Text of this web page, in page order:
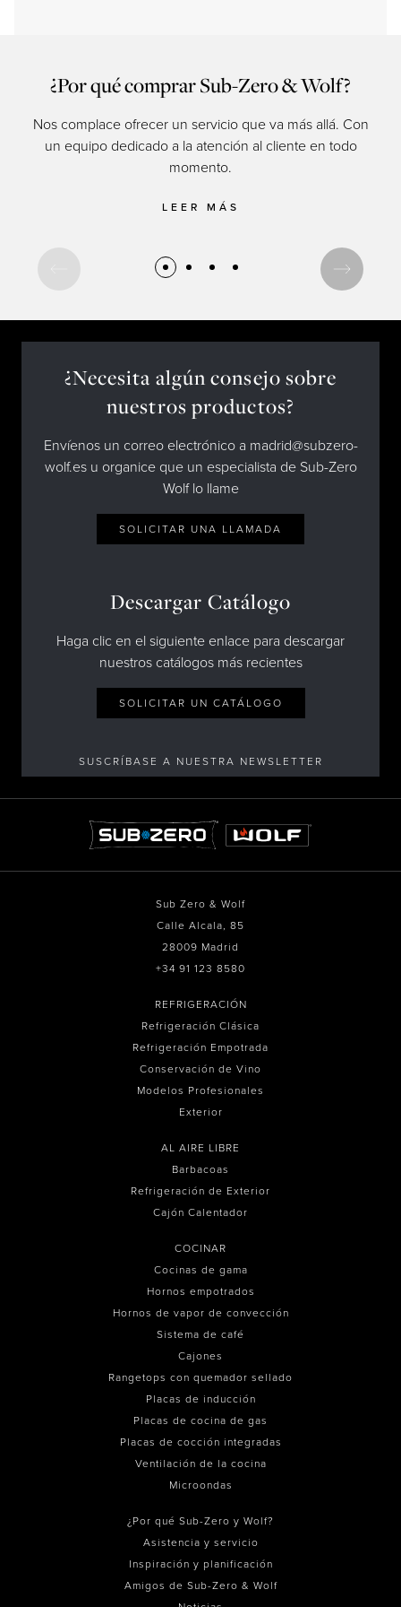
¿Por qué comprar Sub-Zero & Wolf?
Nos complace ofrecer un servicio que va más allá. Con
un equipo dedicado a la atención al cliente en todo
momento.
LEER MÁS
¿Necesita algún consejo sobre
nuestros productos?
Envíenos un correo electrónico a madrid@subzero-
wolf.es u organice que un especialista de Sub-Zero
Wolf lo llame
SOLICITAR UNA LLAMADA
Descargar Catálogo
Haga clic en el siguiente enlace para descargar
nuestros catálogos más recientes
SOLICITAR UN CATÁLOGO
SUSCRÍBASE A NUESTRA NEWSLETTER
Sub Zero & Wolf
Calle Alcala, 85
28009 Madrid
+34 91 123 8580
REFRIGERACIÓN
Refrigeración Clásica
Refrigeración Empotrada
Conservación de Vino
Modelos Profesionales
Exterior
AL AIRE LIBRE
Barbacoas
Refrigeración de Exterior
Cajón Calentador
COCINAR
Cocinas de gama
Hornos empotrados
Hornos de vapor de convección
Sistema de café
Cajones
Rangetops con quemador sellado
Placas de inducción
Placas de cocina de gas
Placas de cocción integradas
Ventilación de la cocina
Microondas
¿Por qué Sub-Zero y Wolf?
Asistencia y servicio
Inspiración y planificación
Amigos de Sub-Zero & Wolf